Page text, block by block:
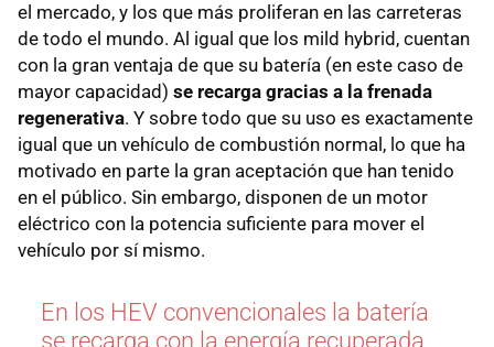
el mercado, y los que más proliferan en las carreteras
de todo el mundo. Al igual que los mild hybrid, cuentan
con la gran ventaja de que su batería (en este caso de
mayor capacidad) se recarga gracias a la frenada
regenerativa. Y sobre todo que su uso es exactamente
igual que un vehículo de combustión normal, lo que ha
motivado en parte la gran aceptación que han tenido
en el público. Sin embargo, disponen de un motor
eléctrico con la potencia suficiente para mover el
vehículo por sí mismo.
En los HEV convencionales la batería
se recarga con la energía recuperada